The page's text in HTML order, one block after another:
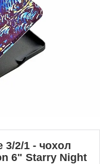
3/2/1 - чохол
6" Starry Night